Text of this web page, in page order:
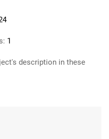
1
description in these